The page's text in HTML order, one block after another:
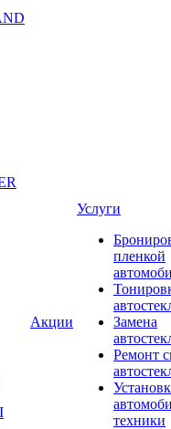
Акции
Услуги
пленкой
Замена
Ремонт
техники